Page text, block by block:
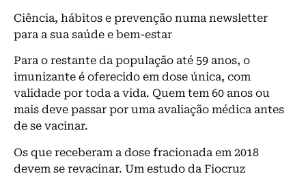
Ciência, hábitos e prevenção numa newsletter
para a sua saúde e bem-estar
Para o restante da população até 59 anos, o
imunizante é oferecido em dose única, com
validade por toda a vida. Quem tem 60 anos ou
mais deve passar por uma avaliação médica antes
de se vacinar.
Os que receberam a dose fracionada em 2018
devem se revacinar. Um estudo da Fiocruz